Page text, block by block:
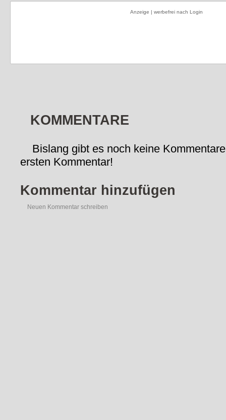
Anzeige | werbefrei nach Login
KOMMENTARE
Bislang gibt es noch keine
ersten Kommentar!
Kommentar hinzufügen
Neuen Kommentar schreiben